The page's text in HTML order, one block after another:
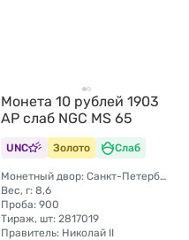
Монета 10 рублей 1903
АР слаб NGC MS 65
UNC Золото Слаб
Монетный двор: Санкт-Петербургский монетный двор
Вес, г: 8,6
Проба: 900
Тираж, шт: 2817019
Правитель: Николай II